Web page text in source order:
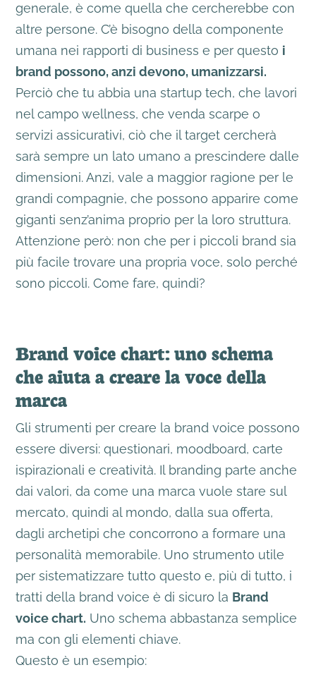
generale, è come quella che cercherebbe con
altre persone. C’è bisogno della componente
umana nei rapporti di business e per questo i
brand possono, anzi devono, umanizzarsi.
Perciò che tu abbia una startup tech, che lavori
nel campo wellness, che venda scarpe o
servizi assicurativi, ciò che il target cercherà
sarà sempre un lato umano a prescindere dalle
dimensioni. Anzi, vale a maggior ragione per le
grandi compagnie, che possono apparire come
giganti senz’anima proprio per la loro struttura.
Attenzione però: non che per i piccoli brand sia
più facile trovare una propria voce, solo perché
sono piccoli. Come fare, quindi?
Brand voice chart: uno schema
che aiuta a creare la voce della
marca
Gli strumenti per creare la brand voice possono
essere diversi: questionari, moodboard, carte
ispirazionali e creatività. Il branding parte anche
dai valori, da come una marca vuole stare sul
mercato, quindi al mondo, dalla sua offerta,
dagli archetipi che concorrono a formare una
personalità memorabile. Uno strumento utile
per sistematizzare tutto questo e, più di tutto, i
tratti della brand voice è di sicuro la Brand
voice chart. Uno schema abbastanza semplice
ma con gli elementi chiave.
Questo è un esempio: